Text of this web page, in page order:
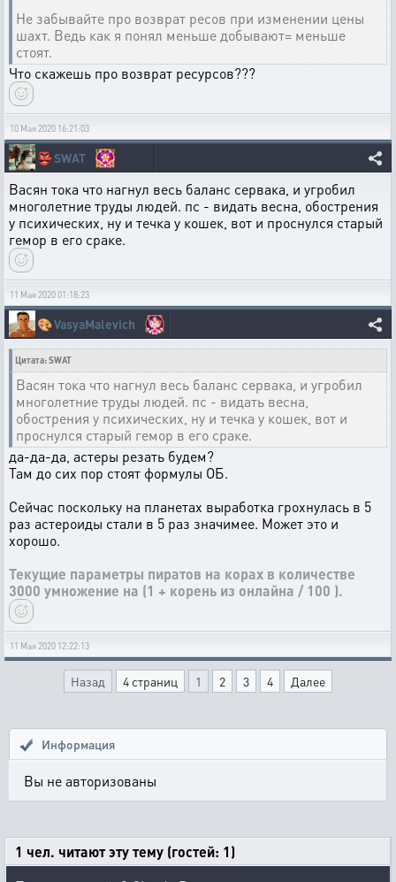
Не забывайте про возврат ресов при изменении цены
шахт. Ведь как я понял меньше добывают= меньше
стоят.
Что скажешь про возврат ресурсов???
10 Мая 2020 16:21:03
👺SWAT
Васян тока что нагнул весь баланс сервака, и угробил
многолетние труды людей. пс - видать весна, обострения
у психических, ну и течка у кошек, вот и проснулся старый
гемор в его сраке.
11 Мая 2020 01:18:23
🎨VasyaMalevich
Цитата: SWAT
Васян тока что нагнул весь баланс сервака, и угробил
многолетние труды людей. пс - видать весна,
обострения у психических, ну и течка у кошек, вот и
проснулся старый гемор в его сраке.
да-да-да, астеры резать будем?
Там до сих пор стоят формулы ОБ.
Сейчас поскольку на планетах выработка грохнулась в 5
раз астероиды стали в 5 раз значимее. Может это и
хорошо.
Текущие параметры пиратов на корах в количестве
3000 умножение на (1 + корень из онлайна / 100 ).
11 Мая 2020 12:22:13
Назад 4 страниц 1 2 3 4 Далее
Информация
Вы не авторизованы
1 чел. читают эту тему (гостей: 1)